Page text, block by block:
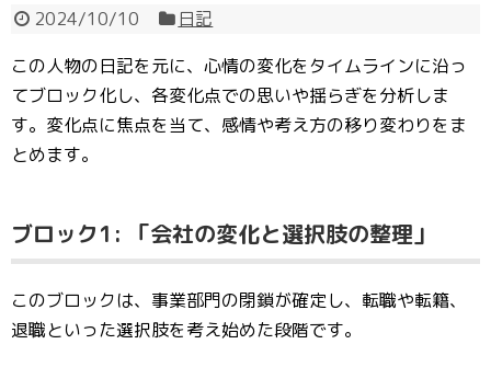
2024/10/10
日記
この人物の日記を元に、心情の変化をタイムラインに沿っ
てブロック化し、各変化点での思いや揺らぎを分析しま
す。変化点に焦点を当て、感情や考え方の移り変わりをま
とめます。
ブロック1: 「会社の変化と選択肢の整理」
このブロックは、事業部門の閉鎖が確定し、転職や転籍、
退職といった選択肢を考え始めた段階です。